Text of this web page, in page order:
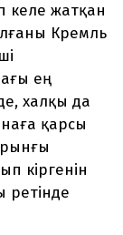
келе жатқан
Кремль
ең
халқы да
қарсы
кіргенін
ретінде